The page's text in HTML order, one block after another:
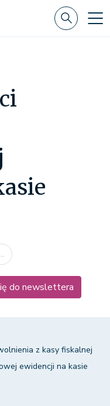
do newslettera
z kasy fiskalnej
ewidencji na kasie